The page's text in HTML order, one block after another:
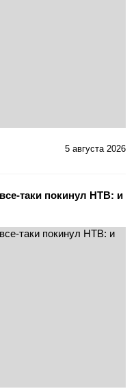
5 августа 2026
таки покинул НТВ: и